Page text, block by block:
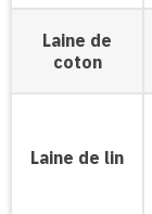
Laine de
coton
Laine de lin